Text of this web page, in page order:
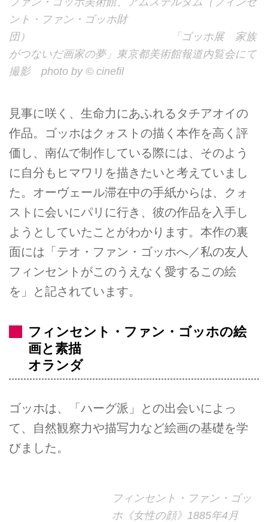
ント・ファン・ゴッホ財
団） 「ゴッホ展 家族
がつないだ画家の夢」東京都美術館報道内覧会にて
撮影 photo by © cinefil
見事に咲く、生命力にあふれるタチアオイの
作品。ゴッホはクォストの描く本作を高く評
価し、南仏で制作している際には、そのよう
に自分もヒマワリを描きたいと考えていまし
た。オーヴェール滞在中の手紙からは、クォ
ストに会いにパリに行き、彼の作品を入手し
ようとしていたことがわかります。本作の裏
面には「テオ・ファン・ゴッホへ／私の友人
フィンセントがこのうえなく愛するこの絵
を」と記されています。
フィンセント・ファン・ゴッホの絵
画と素描
オランダ
ゴッホは、「ハーグ派」との出会いによっ
て、自然観察力や描写力など絵画の基礎を学
びました。
フィンセント・ファン・ゴッ
ホ《女性の顔》1885年4月